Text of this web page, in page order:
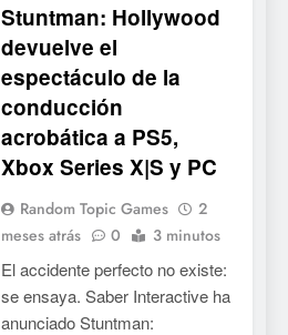
Stuntman: Hollywood
devuelve el
espectáculo de la
conducción
acrobática a PS5,
Xbox Series X|S y PC
Random Topic Games
2
meses atrás
0 3 minutos
El accidente perfecto no existe:
se ensaya. Saber Interactive ha
anunciado Stuntman: